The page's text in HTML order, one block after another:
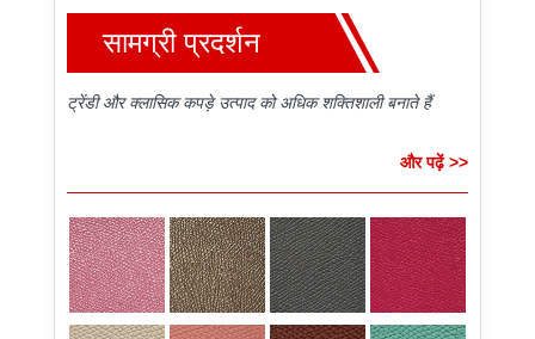
सामग्री प्रदर्शन
ट्रेंडी और क्लासिक कपड़े उत्पाद को अधिक शक्तिशाली बनाते हैं
और पढ़ें >>